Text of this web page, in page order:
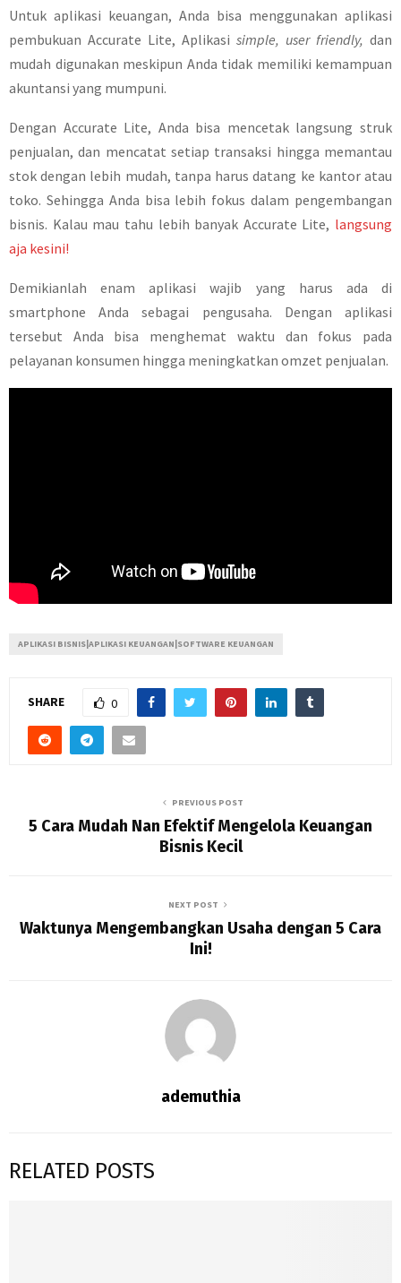
Untuk aplikasi keuangan, Anda bisa menggunakan aplikasi
pembukuan Accurate Lite, Aplikasi simple, user friendly, dan
mudah digunakan meskipun Anda tidak memiliki kemampuan
akuntansi yang mumpuni.
Dengan Accurate Lite, Anda bisa mencetak langsung struk
penjualan, dan mencatat setiap transaksi hingga memantau
stok dengan lebih mudah, tanpa harus datang ke kantor atau
toko. Sehingga Anda bisa lebih fokus dalam pengembangan
bisnis. Kalau mau tahu lebih banyak Accurate Lite, langsung
aja kesini!
Demikianlah enam aplikasi wajib yang harus ada di
smartphone Anda sebagai pengusaha. Dengan aplikasi
tersebut Anda bisa menghemat waktu dan fokus pada
pelayanan konsumen hingga meningkatkan omzet penjualan.
APLIKASI BISNIS|APLIKASI KEUANGAN|SOFTWARE KEUANGAN
SHARE 0
PREVIOUS POST
5 Cara Mudah Nan Efektif Mengelola Keuangan
Bisnis Kecil
NEXT POST
Waktunya Mengembangkan Usaha dengan 5 Cara
Ini!
ademuthia
RELATED POSTS